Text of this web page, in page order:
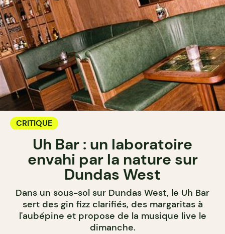
CRITIQUE
Uh Bar : un laboratoire
envahi par la nature sur
Dundas West
Dans un sous-sol sur Dundas West, le Uh Bar
sert des gin fizz clarifiés, des margaritas à
l'aubépine et propose de la musique live le
dimanche.